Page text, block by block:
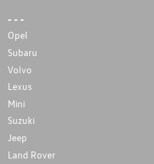
- - -
Opel
Subaru
Volvo
Lexus
Mini
Suzuki
Jeep
Land Rover